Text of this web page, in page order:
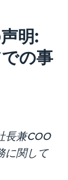
明:
の事
長兼COO
に関して